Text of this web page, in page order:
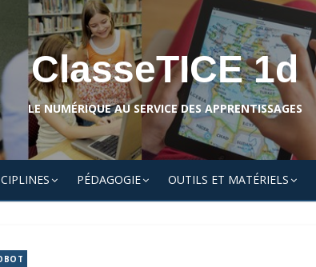
ClasseTICE 1d
LE NUMÉRIQUE AU SERVICE DES APPRENTISSAGES
PÉDAGOGIE OUTILS ET MATÉRIELS